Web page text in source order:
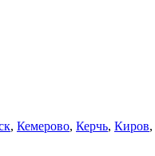
, Кемерово, Керчь, Киров,